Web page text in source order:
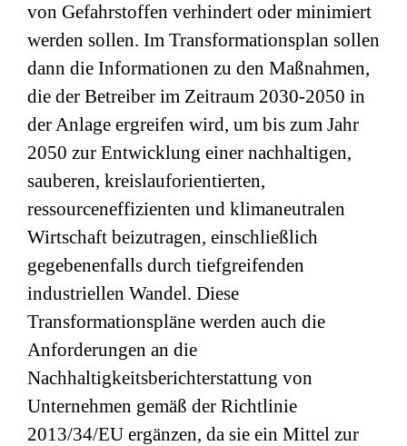
von Gefahrstoffen verhindert oder minimiert
werden sollen. Im Transformationsplan sollen
dann die Informationen zu den Maßnahmen,
die der Betreiber im Zeitraum 2030-2050 in
der Anlage ergreifen wird, um bis zum Jahr
2050 zur Entwicklung einer nachhaltigen,
sauberen, kreislauforientierten,
ressourceneffizienten und klimaneutralen
Wirtschaft beizutragen, einschließlich
gegebenenfalls durch tiefgreifenden
industriellen Wandel. Diese
Transformationspläne werden auch die
Anforderungen an die
Nachhaltigkeitsberichterstattung von
Unternehmen gemäß der Richtlinie
2013/34/EU ergänzen, da sie ein Mittel zur